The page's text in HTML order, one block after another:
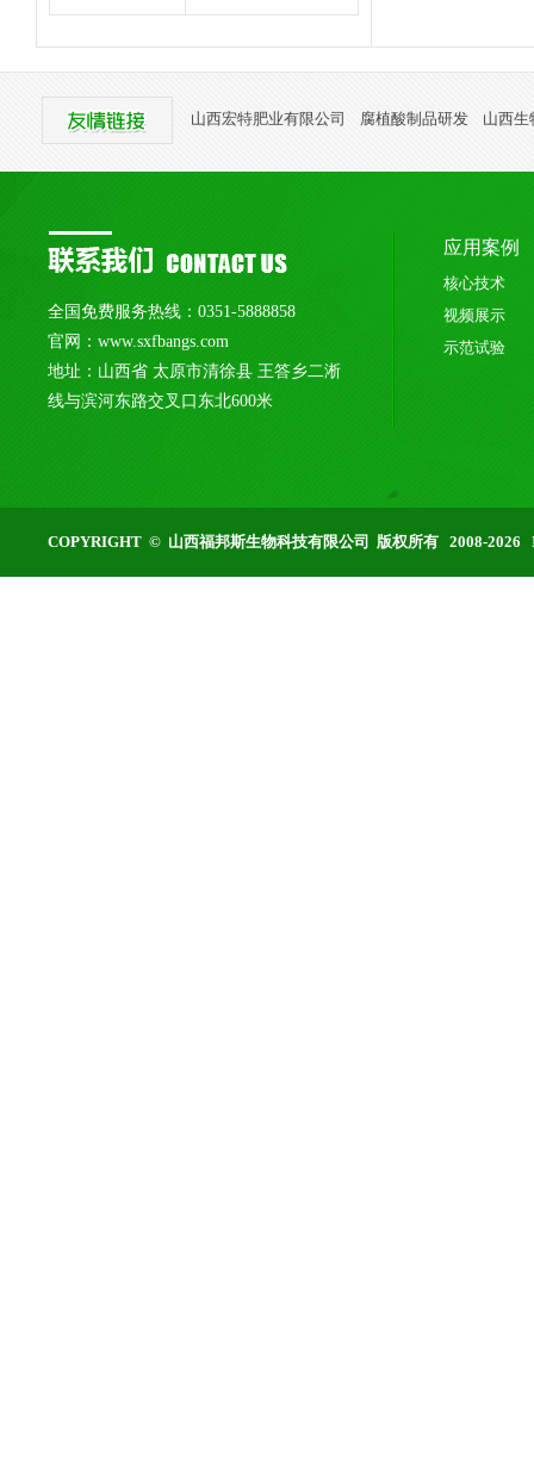
山西宏特肥业有限公司 腐植酸制品研发 山西生
全国免费服务热线：0351-5888858
官网：www.sxfbangs.com
地址：山西省 太原市清徐县 王答乡二淅
线与滨河东路交叉口东北600米
应用案例
核心技术
视频展示
示范试验
COPYRIGHT © 山西福邦斯生物科技有限公司 版权所有 2008-2026